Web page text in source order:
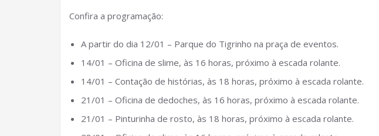
Confira a programação:
A partir do dia 12/01 – Parque do Tigrinho na praça de eventos.
14/01 – Oficina de slime, às 16 horas, próximo à escada rolante.
14/01 – Contação de histórias, às 18 horas, próximo à escada rolante.
21/01 – Oficina de dedoches, às 16 horas, próximo à escada rolante.
21/01 – Pinturinha de rosto, às 18 horas, próximo à escada rolante.